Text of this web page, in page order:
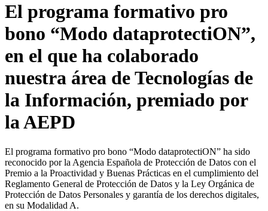
El programa formativo pro
bono “Modo dataprotectiON”,
en el que ha colaborado
nuestra área de Tecnologías de
la Información, premiado por
la AEPD
El programa formativo pro bono “Modo dataprotectiON” ha sido
reconocido por la Agencia Española de Protección de Datos con el
Premio a la Proactividad y Buenas Prácticas en el cumplimiento del
Reglamento General de Protección de Datos y la Ley Orgánica de
Protección de Datos Personales y garantía de los derechos digitales,
en su Modalidad A.